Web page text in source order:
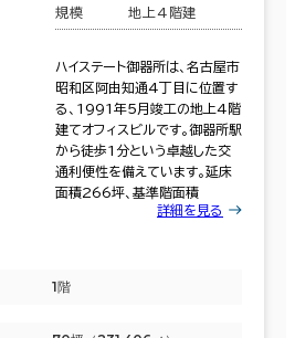
規模 地上4階建
ハイステート御器所は、名古屋市
昭和区阿由知通4丁目に位置す
る、1991年5月竣工の地上4階
建てオフィスビルです。御器所駅
から徒歩1分という卓越した交
通利便性を備えています。延床
面積266坪、基準階面積
詳細を見る
1階